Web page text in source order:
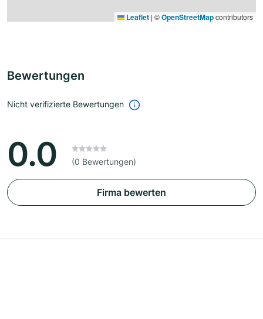
Leaflet | ©OpenStreetMapcontributors
Bewertungen
Nicht verifizierte Bewertungen
0.0 (0 Bewertungen)
Firma bewerten